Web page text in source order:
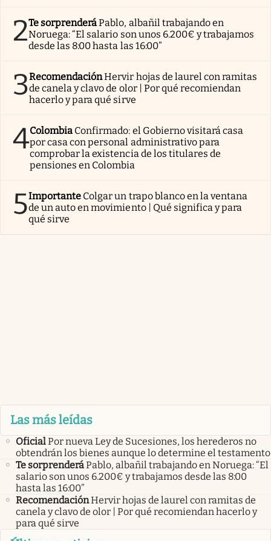
2Te sorprenderáPablo, albañil trabajando en
Noruega: “El salario son unos 6.200€ y trabajamos
desde las 8:00 hasta las 16:00”
3RecomendaciónHervir hojas de laurel con ramitas
de canela y clavo de olor | Por qué recomiendan
hacerlo y para qué sirve
4Colombia Confirmado: el Gobierno visitará casa
por casa con personal administrativo para
comprobar la existencia de los titulares de
pensiones en Colombia
5Importante Colgar un trapo blanco en la ventana
de un auto en movimiento | Qué significa y para
qué sirve
Las más leídas
OficialPor nueva Ley de Sucesiones, los herederos no
obtendrán los bienes aunque lo determine el testamento
Te sorprenderáPablo, albañil trabajando en Noruega: “El
salario son unos 6.200€ y trabajamos desde las 8:00
hasta las 16:00”
RecomendaciónHervir hojas de laurel con ramitas de
canela y clavo de olor | Por qué recomiendan hacerlo y
para qué sirve